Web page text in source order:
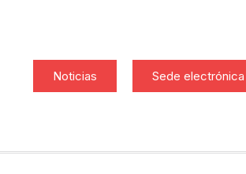
Noticias Sede electrónica